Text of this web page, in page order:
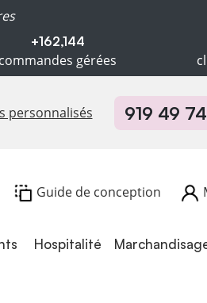
+162,144
commandes gérées
personnalisés 919 49
Guide de conception
Hospitalité
Hospitalité